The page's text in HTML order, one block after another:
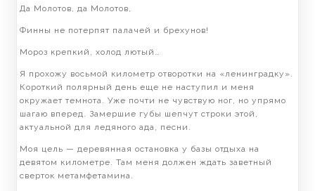
Да Молотов, да Молотов,
Финны не потерпят палачей и брехунов!
Мороз крепкий, холод лютый…
Я прохожу восьмой километр отворотки на «ленинградку».
Короткий полярный день еще не наступил и меня
окружает темнота. Уже почти не чувствую ног, но упрямо
шагаю вперед. Замершие губы шепчут строки этой,
актуальной для ледяного ада, песни.
Моя цель — деревянная остановка у базы отдыха на
девятом километре. Там меня должен ждать заветный
сверток метамфетамина.